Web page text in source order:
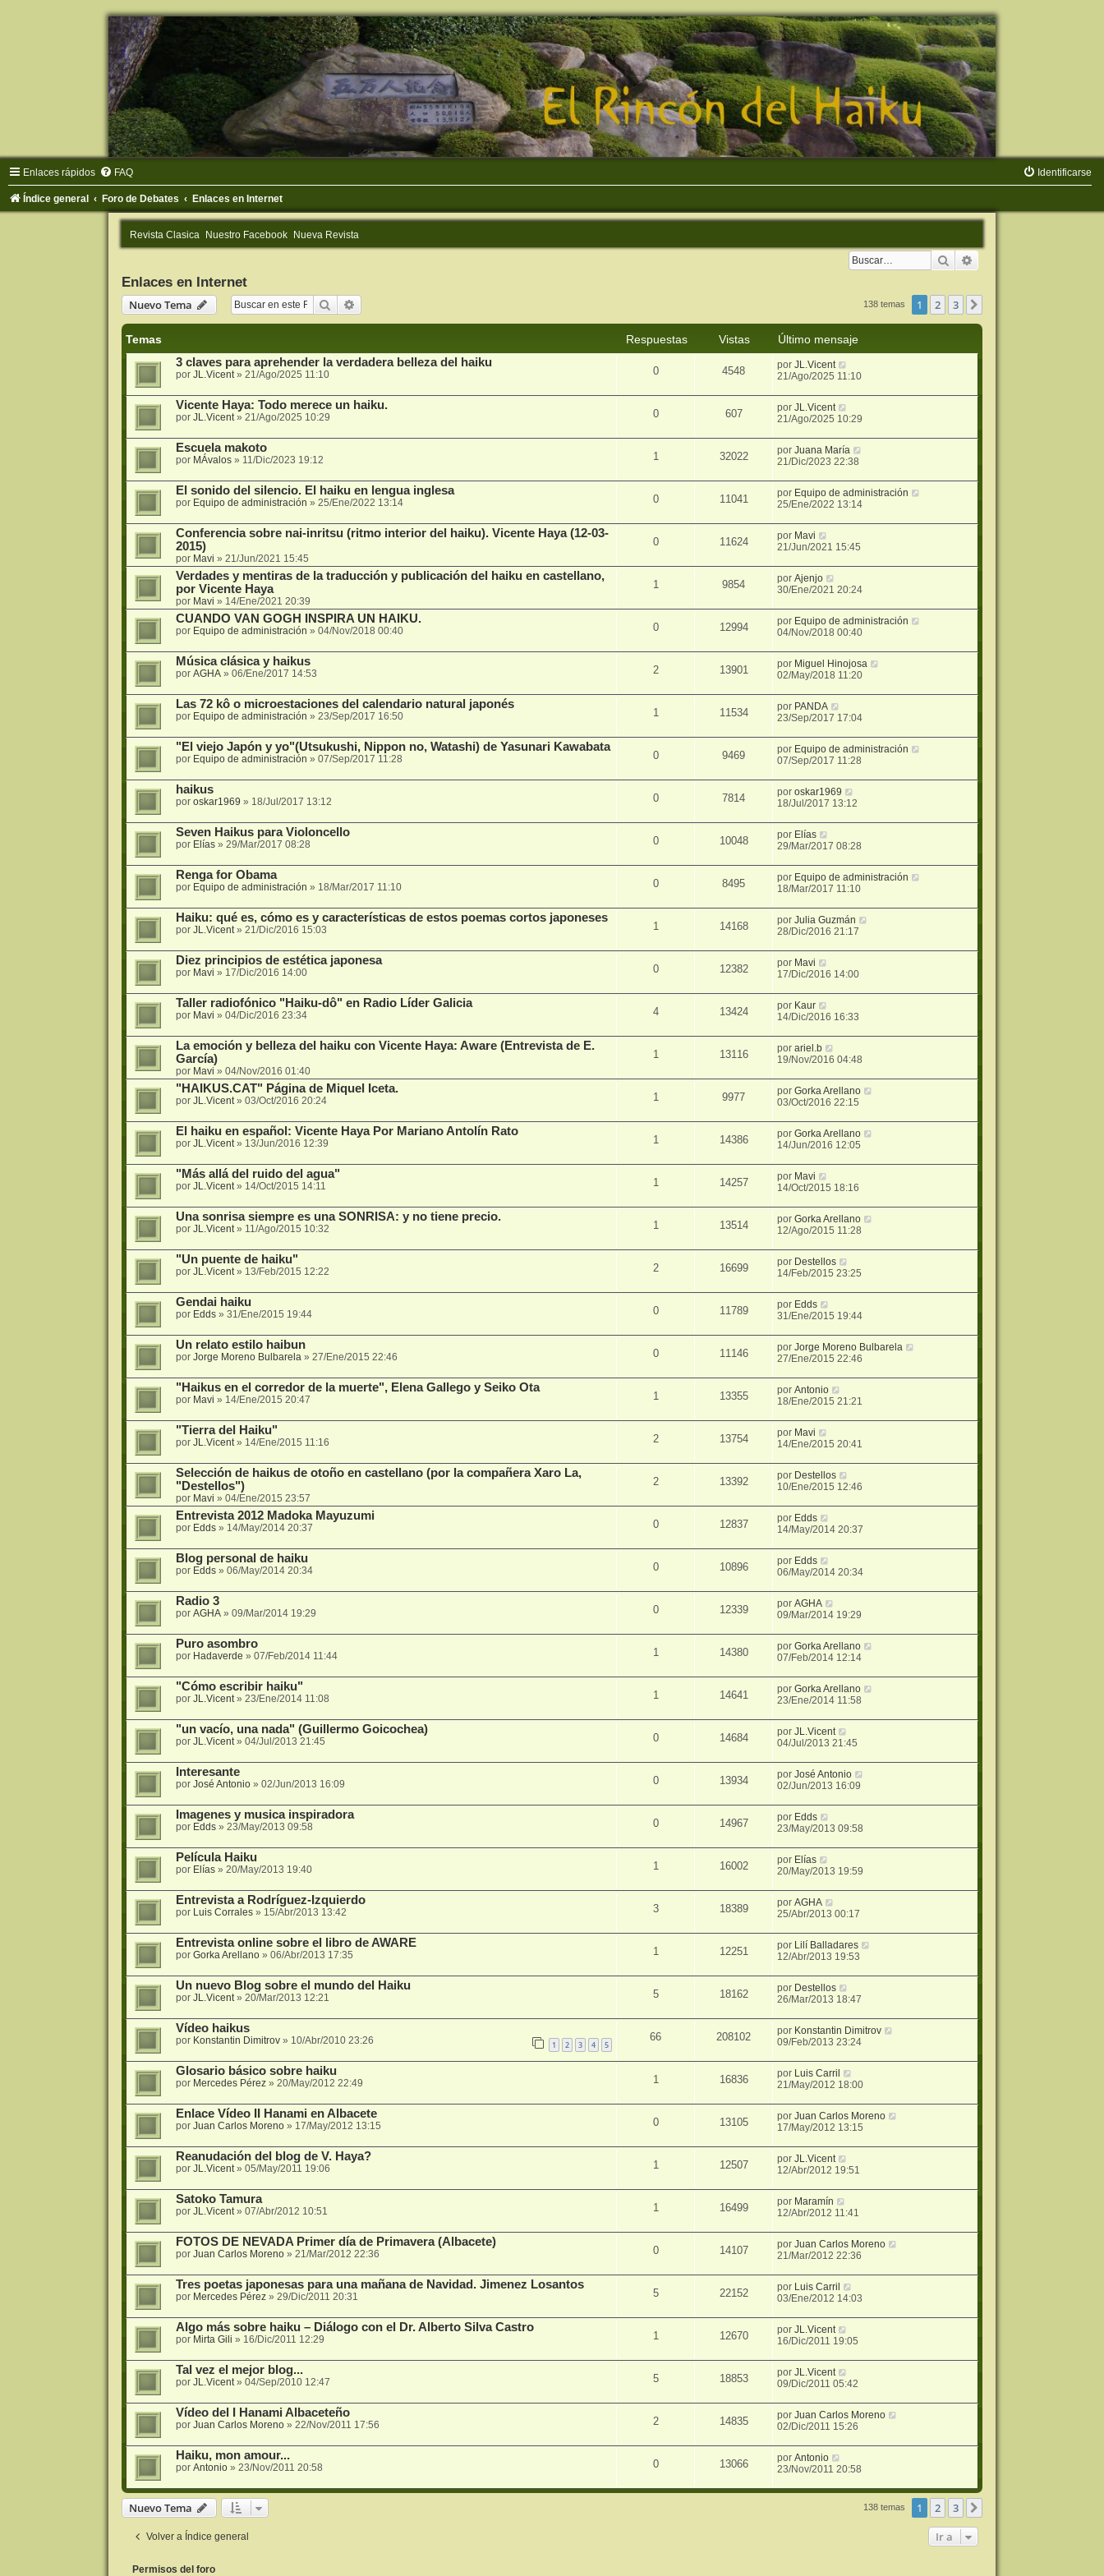
Enlaces rápidos FAQ Identificarse
Índice general Foro de Debates Enlaces en Internet
Revista Clasica Nuestro Facebook Nueva Revista
Buscar
Enlaces en Internet
Nuevo Tema
Buscar 138 temas 1 2 3
Temas Respuestas Vistas
Último mensaje
3 claves para aprehender la verdadera belleza del haiku
por JL.Vicent» 21/Ago/2025 11:10 0 4548 porJL.Vicent
21/Ago/2025 11:10
Vicente Haya: Todo merece un haiku.
por JL.Vicent» 21/Ago/2025 10:29 0 607 porJL.Vicent
21/Ago/2025 10:29
Escuela makoto
por MÁvalos» 11/Dic/2023 19:12 1 32022 porJuana María
21/Dic/2023 22:38
El sonido del silencio. El haiku en lengua inglesa
por Equipo de administración » 25/Ene/2022 13:14 0 11041 por Equipo de administración
25/Ene/2022 13:14
Conferencia sobre nai-inritsu (ritmo interior del haiku). Vicente Haya (12-03-
2015)
por Mavi » 21/Jun/2021 15:45
0 11624 por Mavi
21/Jun/2021 15:45
Verdades y mentiras de la traducción y publicación del haiku en castellano,
por Vicente Haya
por Mavi » 14/Ene/2021 20:39
1 9854 porAjenjo
30/Ene/2021 20:24
CUANDO VAN GOGH INSPIRA UN HAIKU.
por Equipo de administración » 04/Nov/2018 00:40 0 12994 por Equipo de administración
04/Nov/2018 00:40
Música clásica y haikus
por AGHA» 06/Ene/2017 14:53 2 13901 por Miguel Hinojosa
02/May/2018 11:20
Las 72 kô o microestaciones del calendario natural japonés
por Equipo de administración » 23/Sep/2017 16:50 1 11534 por PANDA
23/Sep/2017 17:04
"El viejo Japón y yo"(Utsukushi, Nippon no, Watashi) de Yasunari Kawabata
por Equipo de administración » 07/Sep/2017 11:28 0 9469 por Equipo de administración
07/Sep/2017 11:28
haikus
por oskar1969 » 18/Jul/2017 13:12 0 7814 poroskar1969
18/Jul/2017 13:12
Seven Haikus para Violoncello
por Elías» 29/Mar/2017 08:28 0 10048 por Elías
29/Mar/2017 08:28
Renga for Obama
por Equipo de administración » 18/Mar/2017 11:10 0 8495 por Equipo de administración
18/Mar/2017 11:10
Haiku: qué es, cómo es y características de estos poemas cortos japoneses
por JL.Vicent» 21/Dic/2016 15:03 1 14168 porJulia Guzmán
28/Dic/2016 21:17
Diez principios de estética japonesa
por Mavi » 17/Dic/2016 14:00 0 12382 por Mavi
17/Dic/2016 14:00
Taller radiofónico "Haiku-dô" en Radio Líder Galicia
por Mavi » 04/Dic/2016 23:34 4 13424 por Kaur
14/Dic/2016 16:33
La emoción y belleza del haiku con Vicente Haya: Aware (Entrevista de E.
García)
por Mavi » 04/Nov/2016 01:40
1 13116 porariel.b
19/Nov/2016 04:48
"HAIKUS.CAT" Página de Miquel Iceta.
por JL.Vicent» 03/Oct/2016 20:24 1 9977 porGorka Arellano
03/Oct/2016 22:15
El haiku en español: Vicente Haya Por Mariano Antolín Rato
por JL.Vicent» 13/Jun/2016 12:39 1 14386 porGorka Arellano
14/Jun/2016 12:05
"Más allá del ruido del agua"
por JL.Vicent» 14/Oct/2015 14:11 1 14257 por Mavi
14/Oct/2015 18:16
Una sonrisa siempre es una SONRISA: y no tiene precio.
por JL.Vicent» 11/Ago/2015 10:32 1 13514 porGorka Arellano
12/Ago/2015 11:28
"Un puente de haiku"
por JL.Vicent» 13/Feb/2015 12:22 2 16699 por Destellos
14/Feb/2015 23:25
Gendai haiku
por Edds» 31/Ene/2015 19:44 0 11789 por Edds
31/Ene/2015 19:44
Un relato estilo haibun
por Jorge Moreno Bulbarela» 27/Ene/2015 22:46 0 11146 porJorge Moreno Bulbarela
27/Ene/2015 22:46
"Haikus en el corredor de la muerte", Elena Gallego y Seiko Ota
por Mavi » 14/Ene/2015 20:47 1 13355 porAntonio
18/Ene/2015 21:21
"Tierra del Haiku"
por JL.Vicent» 14/Ene/2015 11:16 2 13754 por Mavi
14/Ene/2015 20:41
Selección de haikus de otoño en castellano (por la compañera Xaro La,
"Destellos")
por Mavi » 04/Ene/2015 23:57
2 13392 por Destellos
10/Ene/2015 12:46
Entrevista 2012 Madoka Mayuzumi
por Edds» 14/May/2014 20:37 0 12837 por Edds
14/May/2014 20:37
Blog personal de haiku
por Edds» 06/May/2014 20:34 0 10896 por Edds
06/May/2014 20:34
Radio 3
por AGHA» 09/Mar/2014 19:29 0 12339 porAGHA
09/Mar/2014 19:29
Puro asombro
por Hadaverde » 07/Feb/2014 11:44 1 14380 porGorka Arellano
07/Feb/2014 12:14
"Cómo escribir haiku"
por JL.Vicent» 23/Ene/2014 11:08 1 14641 porGorka Arellano
23/Ene/2014 11:58
"un vacío, una nada" (Guillermo Goicochea)
por JL.Vicent» 04/Jul/2013 21:45 0 14684 porJL.Vicent
04/Jul/2013 21:45
Interesante
por José Antonio» 02/Jun/2013 16:09 0 13934 porJosé Antonio
02/Jun/2013 16:09
Imagenes y musica inspiradora
por Edds» 23/May/2013 09:58 0 14967 por Edds
23/May/2013 09:58
Película Haiku
por Elías» 20/May/2013 19:40 1 16002 por Elías
20/May/2013 19:59
Entrevista a Rodríguez-Izquierdo
por Luis Corrales» 15/Abr/2013 13:42 3 18389 porAGHA
25/Abr/2013 00:17
Entrevista online sobre el libro de AWARE
por Gorka Arellano» 06/Abr/2013 17:35 1 12251 por Lilí Balladares
12/Abr/2013 19:53
Un nuevo Blog sobre el mundo del Haiku
por JL.Vicent» 20/Mar/2013 12:21 5 18162 por Destellos
26/Mar/2013 18:47
Vídeo haikus
por Konstantin Dimitrov» 10/Abr/2010 23:26 1 2 3 4 5
66 208102 por Konstantin Dimitrov
09/Feb/2013 23:24
Glosario básico sobre haiku
por Mercedes Pérez» 20/May/2012 22:49 1 16836 por Luis Carril
21/May/2012 18:00
Enlace Vídeo II Hanami en Albacete
por Juan Carlos Moreno» 17/May/2012 13:15 0 13105 porJuan Carlos Moreno
17/May/2012 13:15
Reanudación del blog de V. Haya?
por JL.Vicent» 05/May/2011 19:06 1 12507 porJL.Vicent
12/Abr/2012 19:51
Satoko Tamura
por JL.Vicent» 07/Abr/2012 10:51 1 16499 por Maramín
12/Abr/2012 11:41
FOTOS DE NEVADA Primer día de Primavera (Albacete)
por Juan Carlos Moreno» 21/Mar/2012 22:36 0 14107 porJuan Carlos Moreno
21/Mar/2012 22:36
Tres poetas japonesas para una mañana de Navidad. Jimenez Losantos
por Mercedes Pérez» 29/Dic/2011 20:31 5 22152 por Luis Carril
03/Ene/2012 14:03
Algo más sobre haiku – Diálogo con el Dr. Alberto Silva Castro
por Mirta Gili » 16/Dic/2011 12:29 1 12670 porJL.Vicent
16/Dic/2011 19:05
Tal vez el mejor blog...
por JL.Vicent» 04/Sep/2010 12:47 5 18853 porJL.Vicent
09/Dic/2011 05:42
Vídeo del I Hanami Albaceteño
por Juan Carlos Moreno» 22/Nov/2011 17:56 2 14835 porJuan Carlos Moreno
02/Dic/2011 15:26
Haiku, mon amour...
por Antonio» 23/Nov/2011 20:58 0 13066 porAntonio
23/Nov/2011 20:58
Nuevo Tema 138 temas 1 2 3
Volver a Índice general Ir a
Permisos del foro